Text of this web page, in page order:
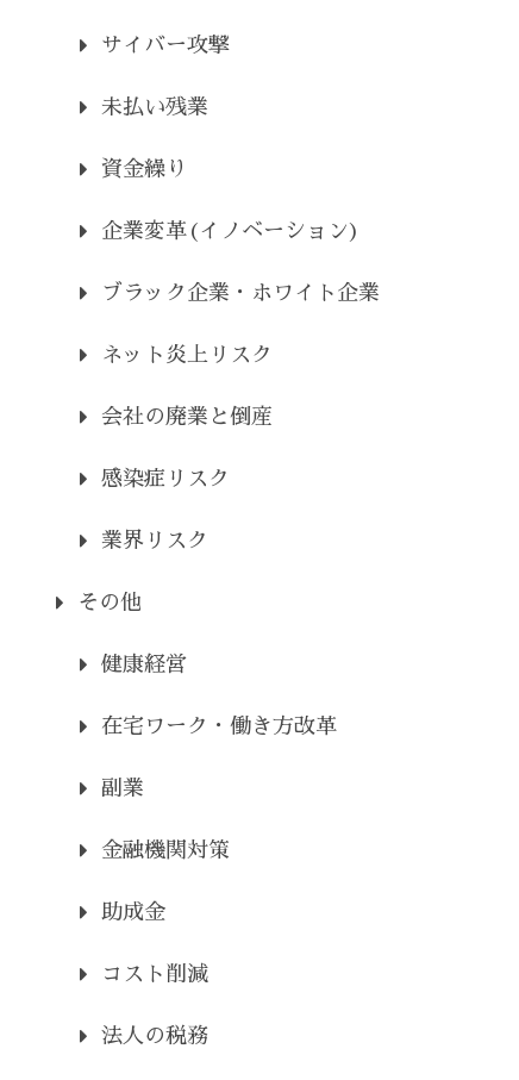
サイバー攻撃
未払い残業
資金繰り
企業変革(イノベーション)
ブラック企業・ホワイト企業
ネット炎上リスク
会社の廃業と倒産
感染症リスク
業界リスク
その他
健康経営
在宅ワーク・働き方改革
副業
金融機関対策
助成金
コスト削減
法人の税務